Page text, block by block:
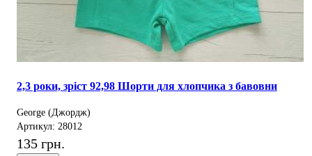
2,3 роки, зріст 92,98 Шорти для хлопчика з бавовни
George (Джордж)
Артикул: 28012
135 грн.